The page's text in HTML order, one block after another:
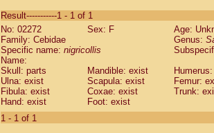
CebidaeSaguinus labiatus(0)
Cebidae Saguinus leucopus (0)
Cebidae
CebidaeSaguinus mystax
Cebidae Saguinus nigricollis (1)
Cebidae Saguinus oedipus
Cebidae Saguinus weddelli
Cebidae Saguinusspp.
Cebidae
Result-----------1 - 1 of 1
No: 02272
Sex: F
Age:
Family: Cebidae
Genus:
Specific name: nigricollis
Name:
Skull: parts
Mandible: exist
Ulna: exist
Scapula: exist
Femur:
Fibula: exist
Coxae: exist
Trunk:
Hand: exist
Foot: exist
1 - 1 of 1